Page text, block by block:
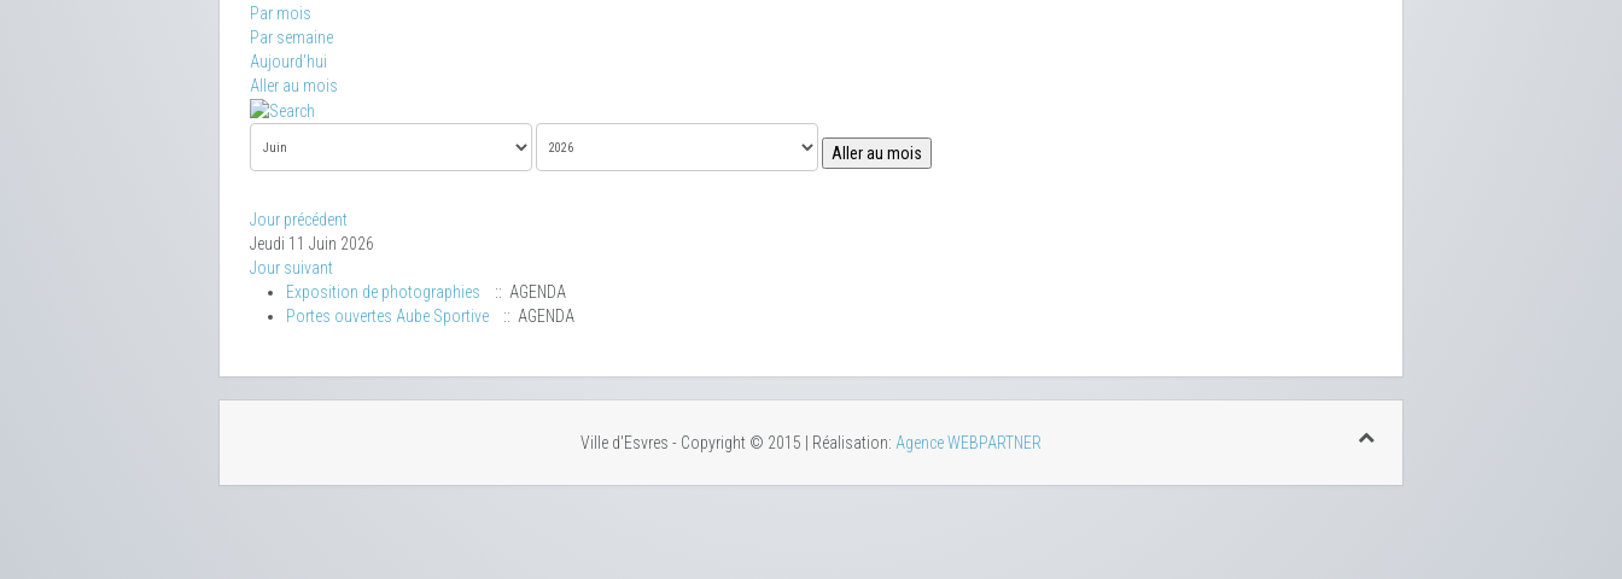
Par mois
Par semaine
Aujourd'hui
Aller au mois
Aller au mois
Jour précédent
Jeudi 11 Juin 2026
Jour suivant
Exposition de photographies
:: AGENDA
Portes ouvertes Aube Sportive
:: AGENDA
Ville d'Esvres - Copyright © 2015 | Réalisation: Agence WEBPARTNER